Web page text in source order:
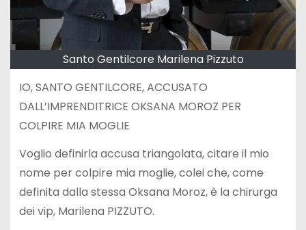
Santo Gentilcore Marilena Pizzuto
IO, SANTO GENTILCORE, ACCUSATO
DALL’IMPRENDITRICE OKSANA MOROZ PER
COLPIRE MIA MOGLIE
Voglio definirla accusa triangolata, citare il mio
nome per colpire mia moglie, colei che, come
definita dalla stessa Oksana Moroz, è la chirurga
dei vip, Marilena PIZZUTO.